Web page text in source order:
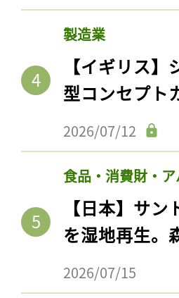
製造業
【イギリス
型コンセプト
2026/07/12
食品・消費財・
【日本】サ
を湿地再生。
2026/07/15